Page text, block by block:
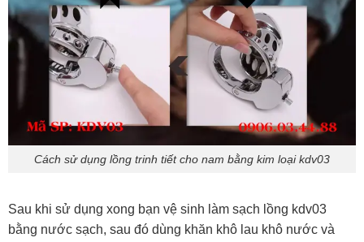
Cách sử dụng lồng trinh tiết cho nam bằng kim loại kdv03
Sau khi sử dụng xong bạn vệ sinh làm sạch lồng kdv03
bằng nước sạch, sau đó dùng khăn khô lau khô nước và